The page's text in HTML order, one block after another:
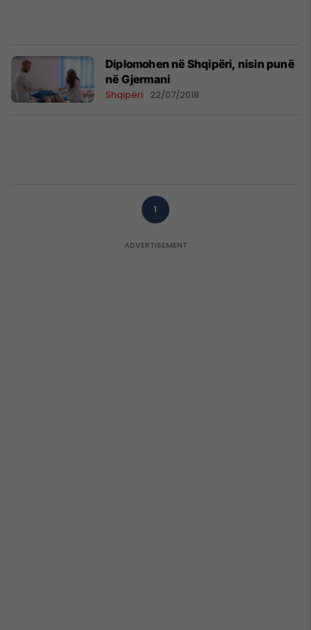
Diplomohen në Shqipëri, nisin punë
në Gjermani
Shqipëri 22/07/2018
1